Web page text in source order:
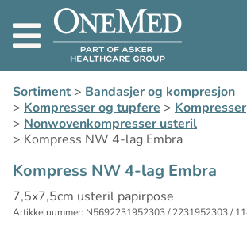
Sortiment> Bandasjer og kompresjon
> Kompresser og tupfere > Kompresser
> Nonwovenkompresser usteril
> Kompress NW 4-lag Embra
Kompress NW 4-lag Embra
7,5x7,5cm usteril papirpose
Artikkelnummer: N5692231952303 / 2231952303 /